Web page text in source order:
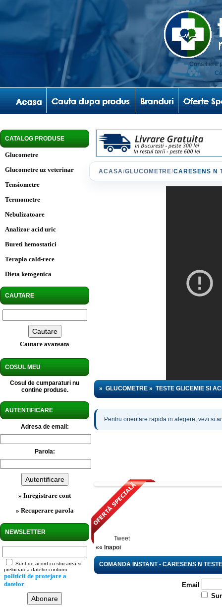
Consiliere
CATALOG PRODUSE
Glucometre
Glucometre uz veterinar
Tensiometre
Termometre
Nebulizatoare
Analizor acid uric
Bureti hemostatici
Terapia cald-rece
Dieta ketogenica
CAUTARE
Cautare avansata
COSUL MEU
Cosul de cumparaturi nu
contine produse.
AUTENTIFICARE
Adresa de email:
Parola:
» Inregistrare cont
» Recuperare parola
NEWSLETTER
Sunt de acord cu stocarea si
prelucrarea datelor conform
politicii de protejare a
datelor
ACASA/GLUCOMETRE/CARESENS N
» GLUCOMETRE » TESTE GLICEMIE SI
Pentru orientare rapida in alegere, vezi si
Tweet
«« Inapoi
COMANDA INSTANT - CARESENS N
Email